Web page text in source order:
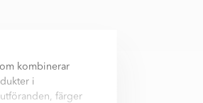
kombinerar
i
färger